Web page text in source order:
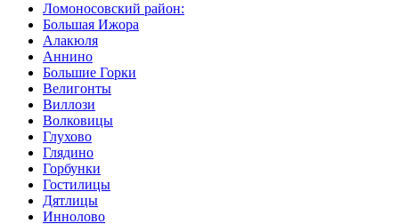
Ломоносовский район:
Большая Ижора
Алакюля
Аннино
Большие Горки
Велигонты
Виллози
Волковицы
Глухово
Глядино
Горбунки
Гостилицы
Дятлицы
Иннолово